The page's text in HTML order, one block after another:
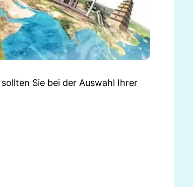
Sie bei der Auswahl Ihrer